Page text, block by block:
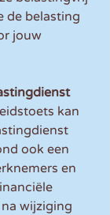
de belasting
jouw
kan
ook een
en
wijziging